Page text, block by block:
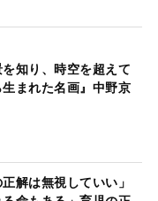
知り、時空を超えて
まれた名画』中野京
解は無視していい」